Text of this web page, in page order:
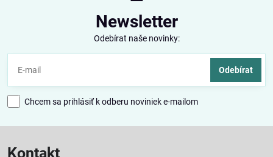
Newsletter
Odebírat naše novinky:
Odebírat
Chcem sa prihlásiť k odberu noviniek e-mailom
Kontakt